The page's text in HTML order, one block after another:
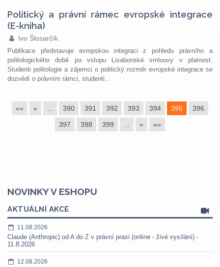
Politický a právní rámec evropské integrace
(E-kniha)
Ivo Šlosarčík
Publikace představuje evropskou integraci z pohledu právního a
politologického době po vstupu Lisabonské smlouvy v platnost.
Studenti politologie a zájemci o politický rozměr evropské integrace se
dozvědí o právním rámci, studenti...
«« « 390 391 392 393 394 395 396
397 398 399 » »»
NOVINKY V ESHOPU
AKTUÁLNÍ AKCE
11.08.2026
Claude (Anthropic) od A do Z v právní praxi (online - živé vysílání) -
11.8.2026
12.08.2026